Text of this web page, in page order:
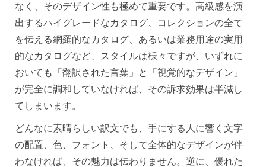
なく、そのデザイン性も極めて重要です。高級感を演
出するハイグレードなカタログ、コレクションの全て
を伝える網羅的なカタログ、あるいは業務用途の実用
的なカタログなど、スタイルは様々ですが、いずれに
おいても「翻訳された言葉」と「視覚的なデザイン」
が完全に調和していなければ、その訴求効果は半減し
てしまいます。
どんなに素晴らしい訳文でも、手にする人に響く文字
の配置、色、フォント、そして全体的なデザインが伴
わなければ、その魅力は伝わりません。逆に、優れた